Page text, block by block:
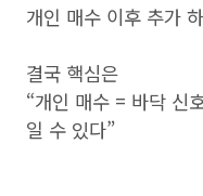
개인 매수 이후 추가
결국 핵심은
“개인 매수 = 바닥 신
일 수 있다”